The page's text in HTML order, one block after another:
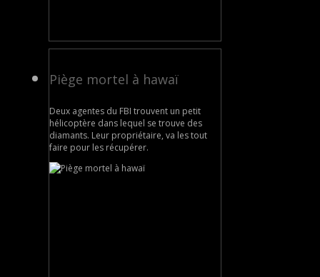
Piège mortel à hawaï
Deux agentes du FBI trouvent un petit
hélicoptère dans lequel se trouve des
diamants. Leur propriétaire, va les tout
faire pour les récupérer.